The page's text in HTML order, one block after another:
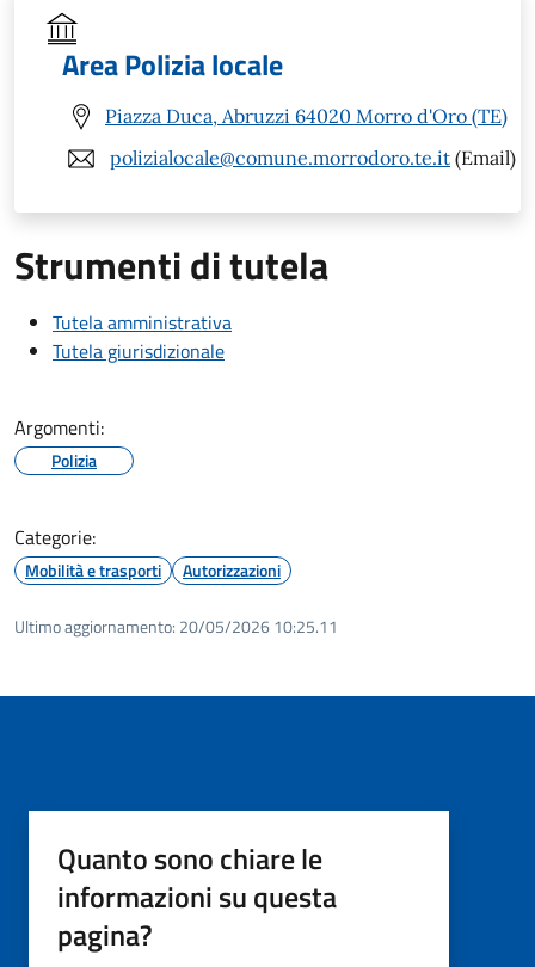
Area Polizia locale
Piazza Duca, Abruzzi 64020 Morro d'Oro (TE)
polizialocale@comune.morrodoro.te.it (Email)
Strumenti di tutela
Tutela amministrativa
Tutela giurisdizionale
Argomenti:
Polizia
Categorie:
Mobilità e trasporti Autorizzazioni
Ultimo aggiornamento: 20/05/2026 10:25.11
Quanto sono chiare le
informazioni su questa
pagina?